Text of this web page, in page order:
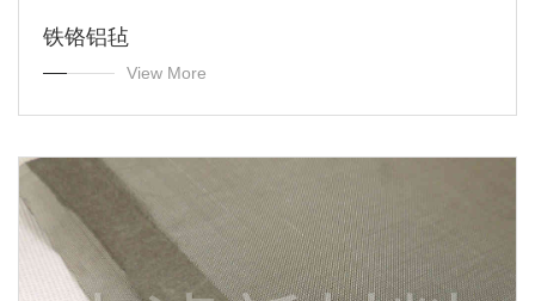
铁铬铝毡
View More